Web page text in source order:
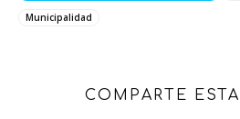
Municipalidad
COMPARTE